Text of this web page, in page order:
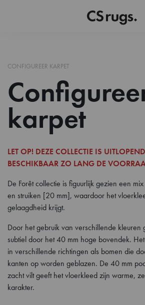
CONFIGUREER KARPET
karpet
LET OP! DEZE COLLECTIE IS
BESCHIKBAAR ZO LANG DE
De Forêt collectie is figuurlijk gezien een
en struiken [20 mm], waardoor het
gelaagdheid krijgt.
Door het gebruik van verschillende kleuren
subtiel door het 40 mm hoge bovendek.
in verschillende richtingen als bomen die
kanten op worden geblazen. De 40 mm
zacht vilt geeft het vloerkleed zijn warme,
karakter.